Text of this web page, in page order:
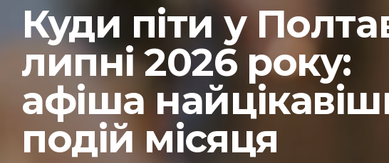
Куди піти у
липні 2026 року:
афіша
подій місяця